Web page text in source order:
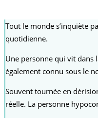
Tout le monde s’inquiète
quotidienne.
Une personne qui vit dans
également connu sous le
Souvent tournée en
réelle. La personne